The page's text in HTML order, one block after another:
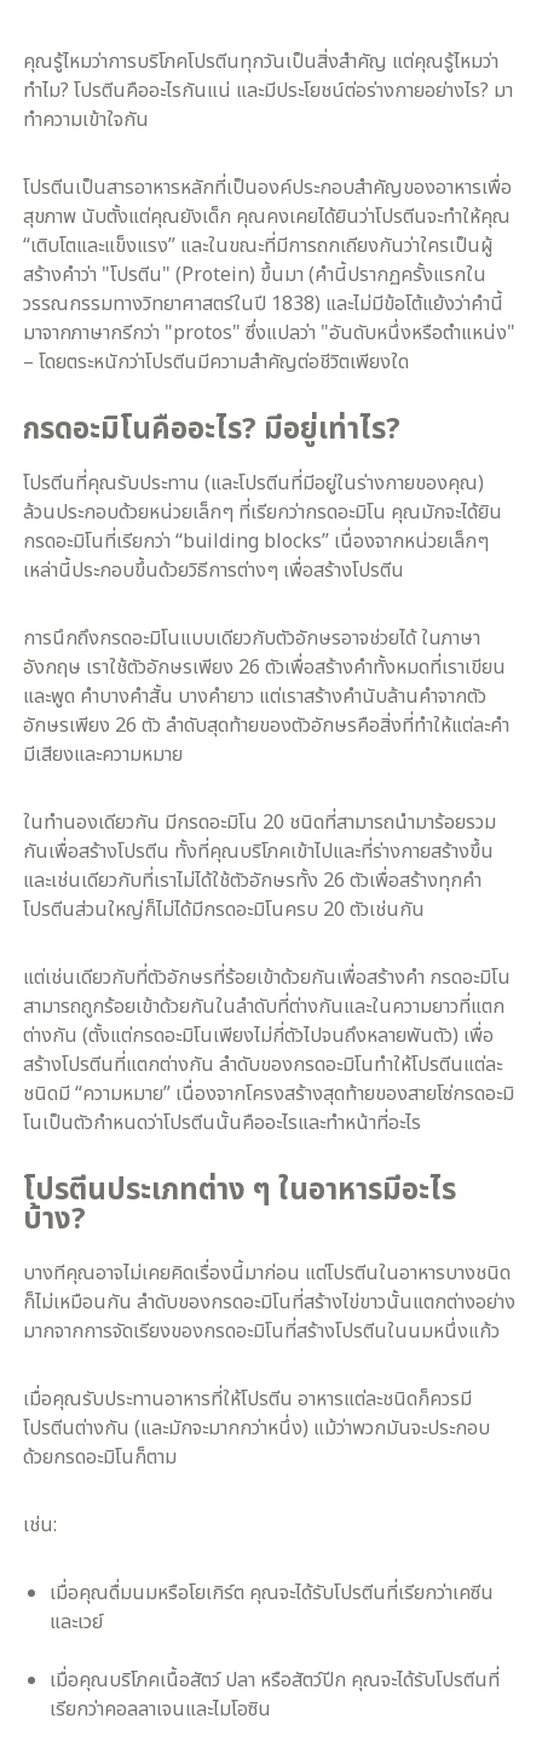
คุณรู้ไหมว่าการบริโภคโปรตีนทุกวันเป็นสิ่งสำคัญ แต่คุณรู้ไหมว่า
ทำไม? โปรตีนคืออะไรกันแน่ และมีประโยชน์ต่อร่างกายอย่างไร? มา
ทำความเข้าใจกัน
โปรตีนเป็นสารอาหารหลักที่เป็นองค์ประกอบสำคัญของอาหารเพื่อ
สุขภาพ นับตั้งแต่คุณยังเด็ก คุณคงเคยได้ยินว่าโปรตีนจะทำให้คุณ
“เติบโตและแข็งแรง” และในขณะที่มีการถกเถียงกันว่าใครเป็นผู้
สร้างคำว่า "โปรตีน" (Protein) ขึ้นมา (คำนี้ปรากฏครั้งแรกใน
วรรณกรรมทางวิทยาศาสตร์ในปี 1838) และไม่มีข้อโต้แย้งว่าคำนี้
มาจากภาษากรีกว่า "protos" ซึ่งแปลว่า "อันดับหนึ่งหรือตำแหน่ง"
– โดยตระหนักว่าโปรตีนมีความสำคัญต่อชีวิตเพียงใด
กรดอะมิโนคืออะไร? มีอยู่เท่าไร?
โปรตีนที่คุณรับประทาน (และโปรตีนที่มีอยู่ในร่างกายของคุณ)
ล้วนประกอบด้วยหน่วยเล็กๆ ที่เรียกว่ากรดอะมิโน คุณมักจะได้ยิน
กรดอะมิโนที่เรียกว่า “building blocks” เนื่องจากหน่วยเล็กๆ
เหล่านี้ประกอบขึ้นด้วยวิธีการต่างๆ เพื่อสร้างโปรตีน
การนึกถึงกรดอะมิโนแบบเดียวกับตัวอักษรอาจช่วยได้ ในภาษา
อังกฤษ เราใช้ตัวอักษรเพียง 26 ตัวเพื่อสร้างคำทั้งหมดที่เราเขียน
และพูด คำบางคำสั้น บางคำยาว แต่เราสร้างคำนับล้านคำจากตัว
อักษรเพียง 26 ตัว ลำดับสุดท้ายของตัวอักษรคือสิ่งที่ทำให้แต่ละคำ
มีเสียงและความหมาย
ในทำนองเดียวกัน มีกรดอะมิโน 20 ชนิดที่สามารถนำมาร้อยรวม
กันเพื่อสร้างโปรตีน ทั้งที่คุณบริโภคเข้าไปและที่ร่างกายสร้างขึ้น
และเช่นเดียวกับที่เราไม่ได้ใช้ตัวอักษรทั้ง 26 ตัวเพื่อสร้างทุกคำ
โปรตีนส่วนใหญ่ก็ไม่ได้มีกรดอะมิโนครบ 20 ตัวเช่นกัน
แต่เช่นเดียวกับที่ตัวอักษรที่ร้อยเข้าด้วยกันเพื่อสร้างคำ กรดอะมิโน
สามารถถูกร้อยเข้าด้วยกันในลำดับที่ต่างกันและในความยาวที่แตก
ต่างกัน (ตั้งแต่กรดอะมิโนเพียงไม่กี่ตัวไปจนถึงหลายพันตัว) เพื่อ
สร้างโปรตีนที่แตกต่างกัน ลำดับของกรดอะมิโนทำให้โปรตีนแต่ละ
ชนิดมี “ความหมาย” เนื่องจากโครงสร้างสุดท้ายของสายโซ่กรดอะมิ
โนเป็นตัวกำหนดว่าโปรตีนนั้นคืออะไรและทำหน้าที่อะไร
โปรตีนประเภทต่าง ๆ ในอาหารมีอะไร
บ้าง?​
บางทีคุณอาจไม่เคยคิดเรื่องนี้มาก่อน แต่โปรตีนในอาหารบางชนิด
ก็ไม่เหมือนกัน ลำดับของกรดอะมิโนที่สร้างไข่ขาวนั้นแตกต่างอย่าง
มากจากการจัดเรียงของกรดอะมิโนที่สร้างโปรตีนในนมหนึ่งแก้ว
เมื่อคุณรับประทานอาหารที่ให้โปรตีน อาหารแต่ละชนิดก็ควรมี
โปรตีนต่างกัน (และมักจะมากกว่าหนึ่ง) แม้ว่าพวกมันจะประกอบ
ด้วยกรดอะมิโนก็ตาม
เช่น:
เมื่อคุณดื่มนมหรือโยเกิร์ต คุณจะได้รับโปรตีนที่เรียกว่าเคซีน
และเวย์
เมื่อคุณบริโภคเนื้อสัตว์ ปลา หรือสัตว์ปีก คุณจะได้รับโปรตีนที่
เรียกว่าคอลลาเจนและไมโอซิน